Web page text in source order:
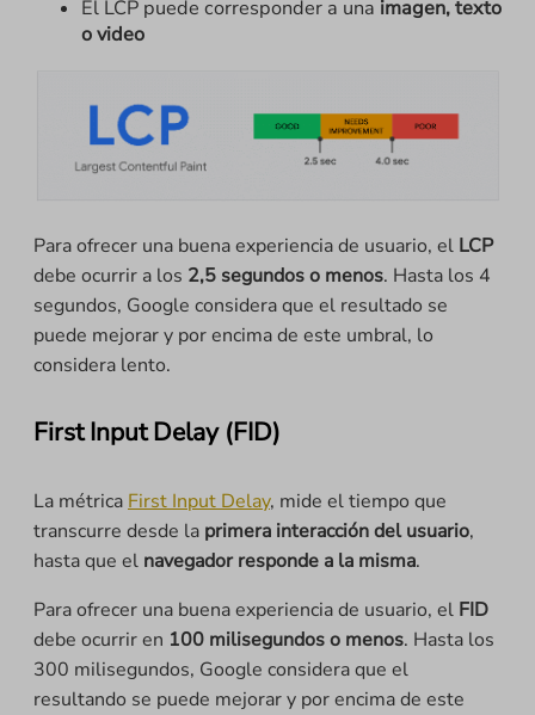
El LCP puede corresponder a una imagen, texto
o video
Para ofrecer una buena experiencia de usuario, el LCP
debe ocurrir a los 2,5 segundos o menos. Hasta los 4
segundos, Google considera que el resultado se
puede mejorar y por encima de este umbral, lo
considera lento.
First Input Delay (FID)
La métrica First Input Delay, mide el tiempo que
transcurre desde la primera interacción del usuario,
hasta que el navegador responde a la misma.
Para ofrecer una buena experiencia de usuario, el FID
debe ocurrir en 100 milisegundos o menos. Hasta los
300 milisegundos, Google considera que el
resultando se puede mejorar y por encima de este